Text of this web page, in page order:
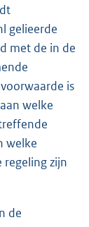
gelieerde
met de in de
is
welke
welke
regeling zijn
de